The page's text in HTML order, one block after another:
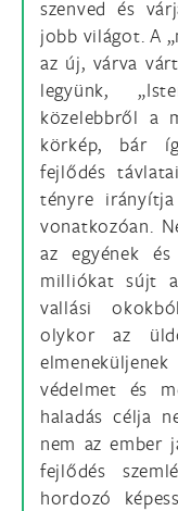
szenved és
jobb világot. A
az új, várva
legyünk,
közelebbről a
körkép, bár
fejlődés
tényre
vonatkozóan.
az egyének
milliókat sújt
vallási
olykor az
védelmet és
haladás célja
nem az ember
fejlődés
hordozó